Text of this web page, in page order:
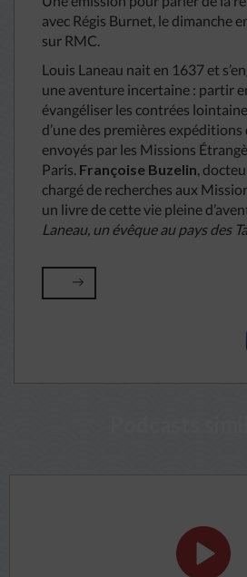
avec Régis Burnet, le dimanche
sur RMC.
Louis Laneau nait en 1637 et
une aventure incertaine : partir
évangéliser les contrées
d’une des premières
envoyés par les Missions
Paris. Françoise Buzelin,
chargé de recherches aux
un livre de cette vie pleine
Laneau, un évêque au pays des